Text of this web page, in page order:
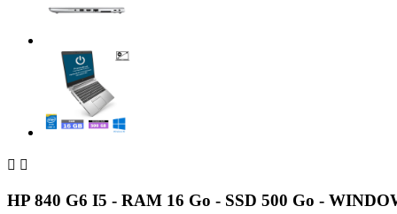
 
HP 840 G6 I5 - RAM 16 Go - SSD 500 Go -